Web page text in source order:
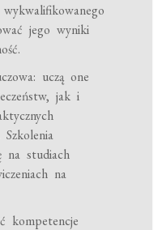
jego wyniki
uczą one
jak i
na studiach
na
kompetencje